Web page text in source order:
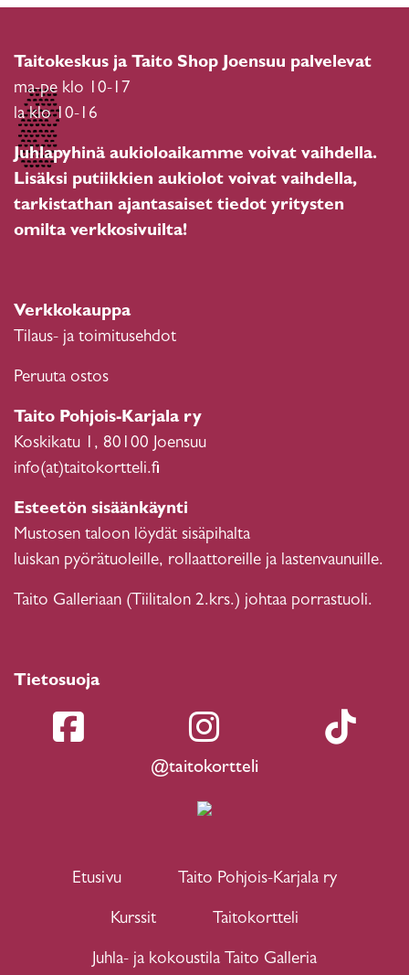
Taitokeskus ja Taito Shop Joensuu palvelevat
ma-pe klo 10-17
la klo 10-16
Juhlapyhinä aukioloaikamme voivat vaihdella.
Lisäksi putiikkien aukiolot voivat vaihdella,
tarkistathan ajantasaiset tiedot yritysten
omilta verkkosivuilta!
Verkkokauppa
Tilaus- ja toimitusehdot
Peruuta ostos
Taito Pohjois-Karjala ry
Koskikatu 1, 80100 Joensuu
info(at)taitokortteli.fi
Esteetön sisäänkäynti
Mustosen taloon löydät sisäpihalta
luiskan pyörätuoleille, rollaattoreille ja lastenvaunuille.
Taito Galleriaan (Tiilitalon 2.krs.) johtaa porrastuoli.
Tietosuoja
@taitokortteli
Etusivu Taito Pohjois-Karjala ry
Kurssit Taitokortteli
Juhla- ja kokoustila Taito Galleria